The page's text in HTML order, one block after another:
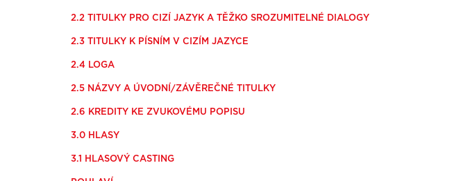
2.2 TITULKY PRO CIZÍ JAZYK A TĚŽKO SROZUMITELNÉ DIALOGY
2.3 TITULKY K PÍSNÍM V CIZÍM JAZYCE
2.4 LOGA
2.5 NÁZVY A ÚVODNÍ/ZÁVĚREČNÉ TITULKY
2.6 KREDITY KE ZVUKOVÉMU POPISU
3.0 HLASY
3.1 HLASOVÝ CASTING